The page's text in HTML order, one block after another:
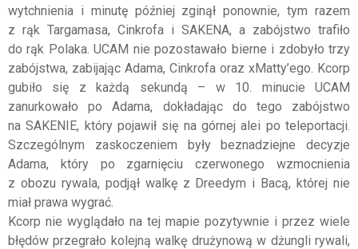
wytchnienia i minutę później zginął ponownie, tym razem
z rąk Targamasa, Cinkrofa i SAKENA, a zabójstwo trafiło
do rąk Polaka. UCAM nie pozostawało bierne i zdobyło trzy
zabójstwa, zabijając Adama, Cinkrofa oraz xMatty’ego. Kcorp
gubiło się z każdą sekundą – w 10. minucie UCAM
zanurkowało po Adama, dokładając do tego zabójstwo
na SAKENIE, który pojawił się na górnej alei po teleportacji.
Szczególnym zaskoczeniem były beznadziejne decyzje
Adama, który po zgarnięciu czerwonego wzmocnienia
z obozu rywala, podjął walkę z Dreedym i Bacą, której nie
miał prawa wygrać.
Kcorp nie wyglądało na tej mapie pozytywnie i przez wiele
błędów przegrało kolejną walkę drużynową w dżungli rywali,